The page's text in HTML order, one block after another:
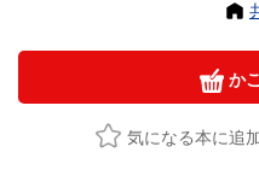
か
気になる本に追